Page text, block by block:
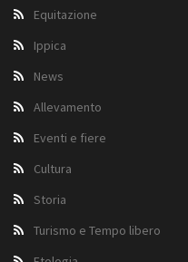
Equitazione
Ippica
News
Allevamento
Eventi e fiere
Cultura
Storia
Turismo e Tempo libero